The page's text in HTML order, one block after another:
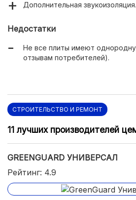
Дополнительная звукоизоляция.
Недостатки
Не все плиты имеют
отзывам потребителей).
СТРОИТЕЛЬСТВО И РЕМОНТ
11 лучших производителей
GREENGUARD УНИВЕРСАЛ
Рейтинг: 4.9